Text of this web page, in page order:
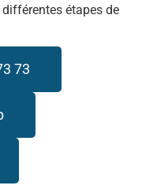
étapes de
73